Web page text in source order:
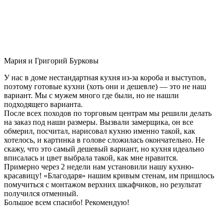
Мария и Григорий Бурковы
У нас в доме нестандартная кухня из-за короба и выступов,
поэтому готовые кухни (хоть они и дешевле) — это не наш
вариант. Мы с мужем много где были, но не нашли
подходящего варианта.
После всех походов по торговым центрам мы решили делать
на заказ под наши размеры. Вызвали замерщика, он все
обмерил, посчитал, нарисовал кухню именно такой, как
хотелось, и картинка в голове сложилась окончательно. Не
скажу, что это самый дешевый вариант, но кухня идеально
вписалась и цвет выбрала такой, как мне нравится.
Примерно через 2 недели нам установили нашу кухню-
красавицу! «Благодаря» нашим кривым стенам, им пришлось
помучиться с монтажом верхних шкафчиков, но результат
получился отменный.
Большое всем спасибо! Рекомендую!